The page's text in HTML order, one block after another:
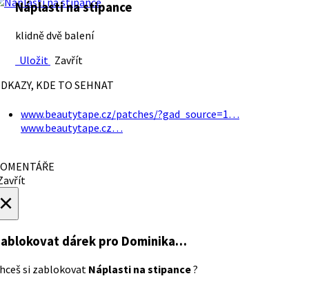
Náplasti na stipance
klidně dvě balení
Uložit Zavřít
KDE TO SEHNAT
www.beautytape.cz/patches/?gad_source=1…
www.beautytape.cz…
dárek pro Dominika…
si zablokovat Náplasti na stipance?